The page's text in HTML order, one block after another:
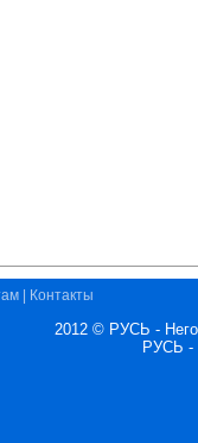
Контакты
2012 © РУСЬ -
РУСЬ -